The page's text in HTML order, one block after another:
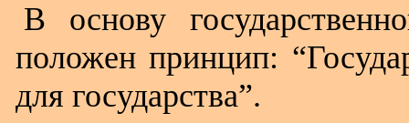
В основу
положен принцип:
для государства”.